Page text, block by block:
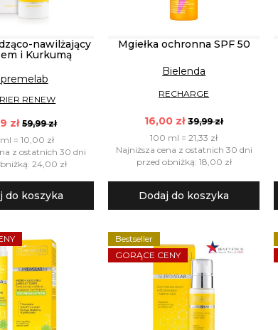
nawilżający
i Kurkumą
RENEW
zł 59,99 zł
= 10,00 zł
z ostatnich 30 dni
24,00 zł
do koszyka
Mgiełka ochronna SPF 50
Bielenda
RECHARGE
16,00 zł 39,99 zł
100 ml = 21,33 zł
Najniższa cena z ostatnich 30 dni
przed obniżką: 18,00 zł
Dodaj do koszyka
Bestseller
GORĄCE CENY